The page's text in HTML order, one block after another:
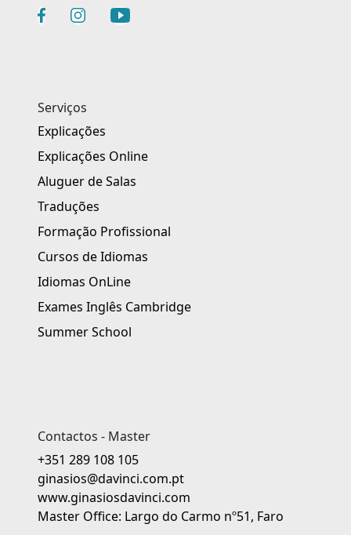
Serviços
Explicações
Explicações Online
Aluguer de Salas
Traduções
Formação Profissional
Cursos de Idiomas
Idiomas OnLine
Exames Inglês Cambridge
Summer School
Contactos - Master
+351 289 108 105
ginasios@davinci.com.pt
www.ginasiosdavinci.com
Master Office: Largo do Carmo nº51, Faro